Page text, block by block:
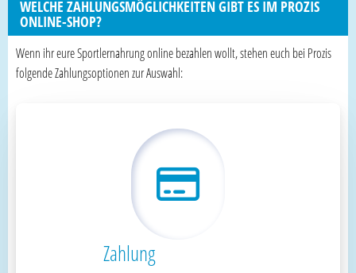
WELCHE ZAHLUNGSMÖGLICHKEITEN GIBT ES IM PROZIS
ONLINE-SHOP?
Wenn ihr eure Sportlernahrung online bezahlen wollt, stehen euch bei Prozis
folgende Zahlungsoptionen zur Auswahl:
Zahlung